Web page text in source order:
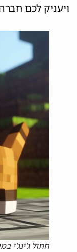
ויעניק לכם
חתול ג'ינג'י